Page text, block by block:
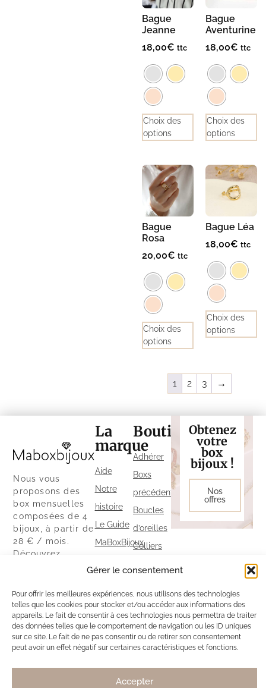
Gérer le consentement
Pour offrir les meilleures expériences, nous utilisons des technologies
telles que les cookies pour stocker et/ou accéder aux informations des
appareils. Le fait de consentir à ces technologies nous permettra de traiter
des données telles que le comportement de navigation ou les ID uniques
sur ce site. Le fait de ne pas consentir ou de retirer son consentement
peut avoir un effet négatif sur certaines caractéristiques et fonctions.
Accepter
Bague
Jeanne
18,00€ ttc
Choix des
options
Bague
Aventurine
18,00€ ttc
Choix des
options
Bague
Rosa
20,00€ ttc
Choix des
options
Bague Léa
18,00€ ttc
Choix des
options
1 2 3 →
Nous vous
proposons des
box mensuelles
composées de 4
bijoux, à partir de
28 € / mois.
Découvrez
également notre
que nos autres
exclusivités sur
notre site.
La
marque
Aide
Notre
histoire
Le Guide
MaBoxBijoux
de
cookies
Politique
de
confidentialité
Boutique
Adhérer
Boxs
précédentes
Boucles
d’oreilles
Colliers
Obtenez
votre
box
bijoux !
Nos
offres
Mentions légales